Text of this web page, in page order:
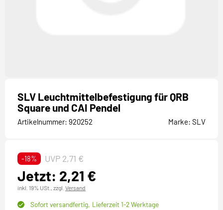
SLV Leuchtmittelbefestigung für QRB
Square und CAI Pendel
Artikelnummer: 920252 Marke: SLV
-18% UVP 2,71 €
Jetzt: 2,21 €
inkl. 19% USt., zzgl. Versand
Sofort versandfertig, Lieferzeit 1-2 Werktage